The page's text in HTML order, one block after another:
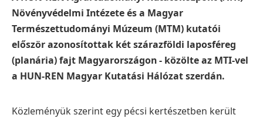
Növényvédelmi Intézete és a Magyar
Természettudományi Múzeum (MTM) kutatói
először azonosítottak két szárazföldi laposféreg
(planária) fajt Magyarországon - közölte az MTI-vel
a HUN-REN Magyar Kutatási Hálózat szerdán.
Közleményük szerint egy pécsi kertészetben került